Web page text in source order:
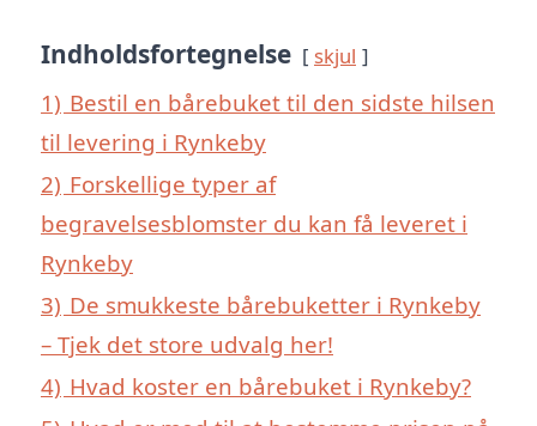
Indholdsfortegnelse skjul
1) Bestil en bårebuket til den sidste hilsen
til levering i Rynkeby
2) Forskellige typer af
begravelsesblomster du kan få leveret i
Rynkeby
3) De smukkeste bårebuketter i Rynkeby
– Tjek det store udvalg her!
4) Hvad koster en bårebuket i Rynkeby?